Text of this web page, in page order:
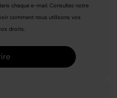
chaque e-mail. Consultez notre
comment nous utilisons vos
droits.